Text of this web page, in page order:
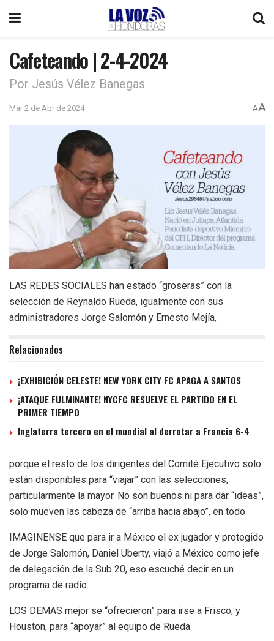
Cafeteando | 2-4-2024
Por Jesús Vélez Banegas
Mar 2 de Abr de 2024 AA
LAS REDES SOCIALES han estado “groseras” con la
selección de Reynaldo Rueda, igualmente con sus
administradores Jorge Salomón y Ernesto Mejía,
Relacionados
¡EXHIBICIÓN CELESTE! NEW YORK CITY FC APAGA A SANTOS
¡ATAQUE FULMINANTE! NYCFC RESUELVE EL PARTIDO EN EL
PRIMER TIEMPO
Inglaterra tercero en el mundial al derrotar a Francia 6-4
porque el resto de los dirigentes del Comité Ejecutivo solo
están disponibles para “viajar” con las selecciones,
particularmente la mayor. No son buenos ni para dar “ideas”,
solo mueven las cabeza de “arriba hacia abajo”, en todo.
IMAGINENSE que para ir a México el ex jugador y protegido
de Jorge Salomón, Daniel Uberty, viajó a México como jefe
de delegación de la Sub 20, eso escuché decir en un
programa de radio.
LOS DEMAS mejor se “ofrecieron” para irse a Frisco, y
Houston, para “apoyar” al equipo de Rueda.